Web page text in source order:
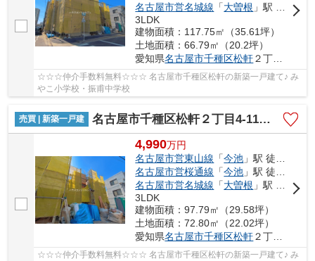
名古屋市営名城線 「大曽根 」駅 徒歩20分
3LDK
建物面積：117.75㎡（35.61坪）
土地面積：66.79㎡（20.2坪）
愛知県名古屋市千種区松軒２丁目4-11
☆☆☆仲介手数料無料☆☆☆ 名古屋市千種区松軒の新築一戸建て♪ み
やこ小学校・振甫中学校
売買 | 新築一戸建 名古屋市千種区松軒２丁目4-11【仲介手数料無料】新築一戸建て 3号棟
4,990万円
名古屋市営東山線 「今池 」駅 徒歩17分
名古屋市営桜通線 「今池 」駅 徒歩17分
名古屋市営名城線 「大曽根 」駅 徒歩20分
3LDK
建物面積：97.79㎡（29.58坪）
土地面積：72.80㎡（22.02坪）
愛知県名古屋市千種区松軒２丁目4-11
☆☆☆仲介手数料無料☆☆☆ 名古屋市千種区松軒の新築一戸建て♪ み